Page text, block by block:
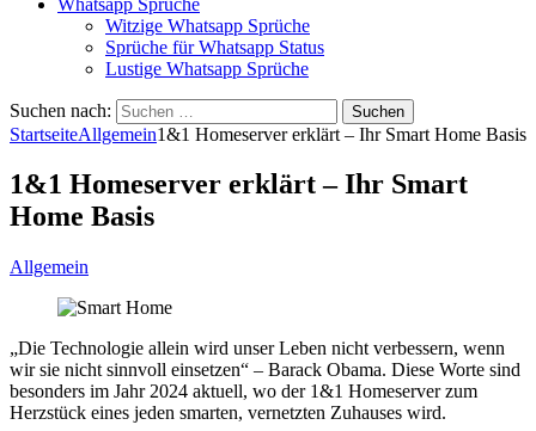
Witzige Whatsapp Sprüche
Sprüche für Whatsapp Status
Lustige Whatsapp Sprüche
Suchen nach:
StartseiteAllgemein1&1 Homeserver erklärt – Ihr Smart Home Basis
1&1 Homeserver erklärt – Ihr Smart
Home Basis
Allgemein
„Die Technologie allein wird unser Leben nicht verbessern, wenn
wir sie nicht sinnvoll einsetzen“ – Barack Obama. Diese Worte sind
besonders im Jahr 2024 aktuell, wo der 1&1 Homeserver zum
Herzstück eines jeden smarten, vernetzten Zuhauses wird.